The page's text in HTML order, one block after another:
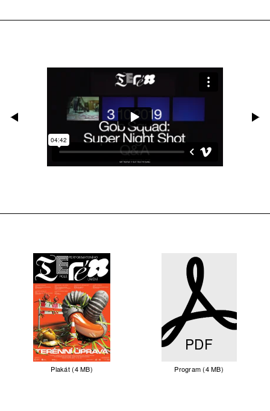
Plakát (4 MB)
PDF
Program (4 MB)